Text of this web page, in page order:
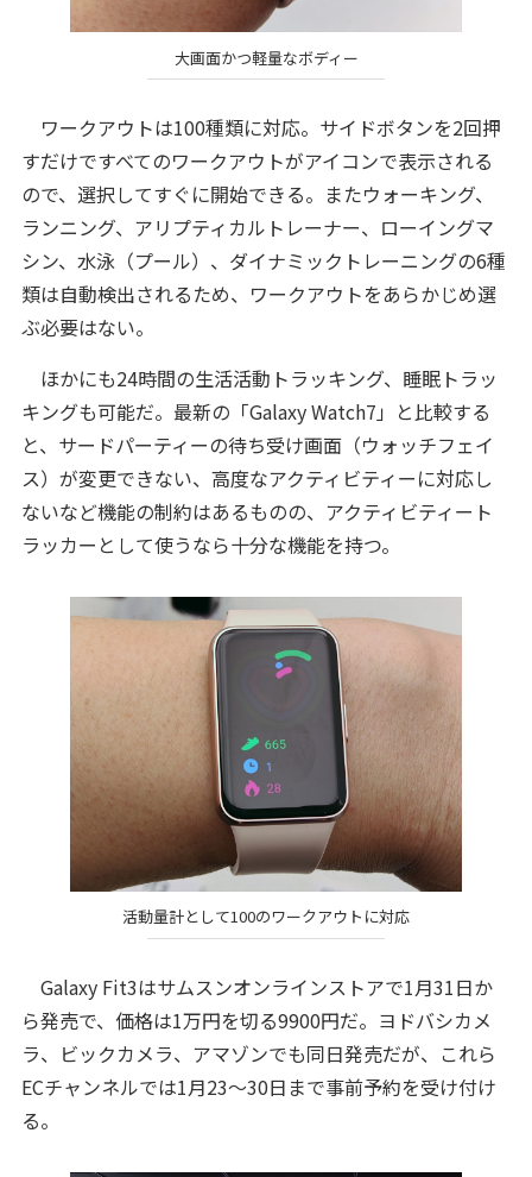
大画面かつ軽量なボディー
ワークアウトは100種類に対応。サイドボタンを2回押
すだけですべてのワークアウトがアイコンで表示される
ので、選択してすぐに開始できる。またウォーキング、
ランニング、アリプティカルトレーナー、ローイングマ
シン、水泳（プール）、ダイナミックトレーニングの6種
類は自動検出されるため、ワークアウトをあらかじめ選
ぶ必要はない。
ほかにも24時間の生活活動トラッキング、睡眠トラッ
キングも可能だ。最新の「Galaxy Watch7」と比較する
と、サードパーティーの待ち受け画面（ウォッチフェイ
ス）が変更できない、高度なアクティビティーに対応し
ないなど機能の制約はあるものの、アクティビティート
ラッカーとして使うなら十分な機能を持つ。
活動量計として100のワークアウトに対応
Galaxy Fit3はサムスンオンラインストアで1月31日か
ら発売で、価格は1万円を切る9900円だ。ヨドバシカメ
ラ、ビックカメラ、アマゾンでも同日発売だが、これら
ECチャンネルでは1月23～30日まで事前予約を受け付け
る。